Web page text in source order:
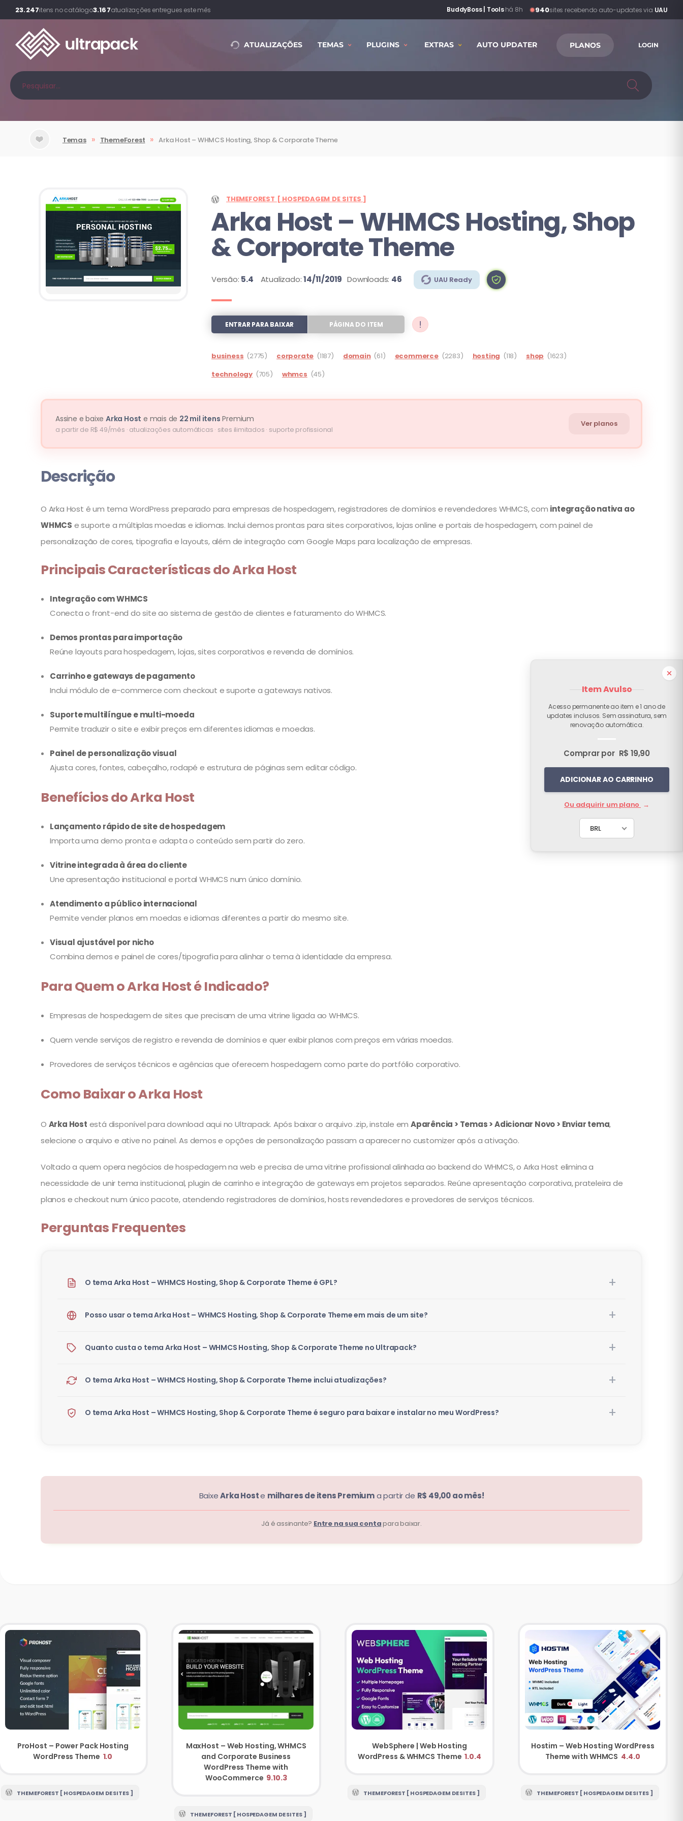
23.247itens no catálogo3.167atualizações entregues este mês 940sites recebendo auto-updates via UAU
BuddyBoss | Tools·há 8h
ATUALIZAÇÕES TEMAS PLUGINS EXTRAS AUTO UPDATER PLANOS LOGIN
Temas » ThemeForest » Arka Host – WHMCS Hosting, Shop & Corporate Theme
THEMEFOREST [ HOSPEDAGEM DE SITES ]
Arka Host – WHMCS Hosting, Shop
& Corporate Theme
Versão: 5.4 Atualizado:14/11/2019 Downloads: 46 UAU Ready
ENTRAR PARA BAIXAR PÁGINA DO ITEM !
business (2775) corporate (1187) domain (61) ecommerce (2283) hosting (118) shop (1623)
technology (705) whmcs (45)
Assine e baixe Arka Host e mais de 22 mil itens Premium
a partir de R$ 49/mês · atualizações automáticas · sites ilimitados · suporte profissional
Ver planos
Descrição
O Arka Host é um tema WordPress preparado para empresas de hospedagem, registradores de domínios e revendedores WHMCS, com integração nativa ao
WHMCS e suporte a múltiplas moedas e idiomas. Inclui demos prontas para sites corporativos, lojas online e portais de hospedagem, com painel de
personalização de cores, tipografia e layouts, além de integração com Google Maps para localização de empresas.
Principais Características do Arka Host
Integração com WHMCS
Conecta o front-end do site ao sistema de gestão de clientes e faturamento do WHMCS.
Demos prontas para importação
Reúne layouts para hospedagem, lojas, sites corporativos e revenda de domínios.
Carrinho e gateways de pagamento
Inclui módulo de e-commerce com checkout e suporte a gateways nativos.
Suporte multilíngue e multi-moeda
Permite traduzir o site e exibir preços em diferentes idiomas e moedas.
Painel de personalização visual
Ajusta cores, fontes, cabeçalho, rodapé e estrutura de páginas sem editar código.
Benefícios do Arka Host
Lançamento rápido de site de hospedagem
Importa uma demo pronta e adapta o conteúdo sem partir do zero.
Vitrine integrada à área do cliente
Une apresentação institucional e portal WHMCS num único domínio.
Atendimento a público internacional
Permite vender planos em moedas e idiomas diferentes a partir do mesmo site.
Visual ajustável por nicho
Combina demos e painel de cores/tipografia para alinhar o tema à identidade da empresa.
Para Quem o Arka Host é Indicado?
Empresas de hospedagem de sites que precisam de uma vitrine ligada ao WHMCS.
Quem vende serviços de registro e revenda de domínios e quer exibir planos com preços em várias moedas.
Provedores de serviços técnicos e agências que oferecem hospedagem como parte do portfólio corporativo.
Como Baixar o Arka Host
O Arka Host está disponível para download aqui no Ultrapack. Após baixar o arquivo .zip, instale emAparência > Temas > Adicionar Novo > Enviar tema,
selecione o arquivo e ative no painel. As demos e opções de personalização passam a aparecer no customizer após a ativação.
Voltado a quem opera negócios de hospedagem na web e precisa de uma vitrine profissional alinhada ao backend do WHMCS, o Arka Host elimina a
necessidade de unir tema institucional, plugin de carrinho e integração de gateways em projetos separados. Reúne apresentação corporativa, prateleira de
planos e checkout num único pacote, atendendo registradores de domínios, hosts revendedores e provedores de serviços técnicos.
Perguntas Frequentes
O tema Arka Host – WHMCS Hosting, Shop & Corporate Theme é GPL?
Posso usar o tema Arka Host – WHMCS Hosting, Shop & Corporate Theme em mais de um site?
Quanto custa o tema Arka Host – WHMCS Hosting, Shop & Corporate Theme no Ultrapack?
O tema Arka Host – WHMCS Hosting, Shop & Corporate Theme inclui atualizações?
O tema Arka Host – WHMCS Hosting, Shop & Corporate Theme é seguro para baixar e instalar no meu WordPress?
BaixeArka Hoste milhares de itens Premiuma partir de R$ 49,00 ao mês!
Já é assinante? Entre na sua contapara baixar.
ProHost – Power Pack Hosting
WordPress Theme 1.0
THEMEFOREST [ HOSPEDAGEM DE SITES ]
MaxHost – Web Hosting, WHMCS
and Corporate Business
WordPress Theme with
WooCommerce 9.10.3
THEMEFOREST [ HOSPEDAGEM DE SITES ]
WebSphere | Web Hosting
WordPress & WHMCS Theme 1.0.4
THEMEFOREST [ HOSPEDAGEM DE SITES ]
Hostim – Web Hosting WordPress
Theme with WHMCS 4.4.0
THEMEFOREST [ HOSPEDAGEM DE SITES ]
Item Avulso
Acesso permanente ao item e 1 ano de
updates inclusos. Sem assinatura, sem
renovação automática.
Comprar por R$ 19,90
ADICIONAR AO CARRINHO
Ou adquirir um plano →